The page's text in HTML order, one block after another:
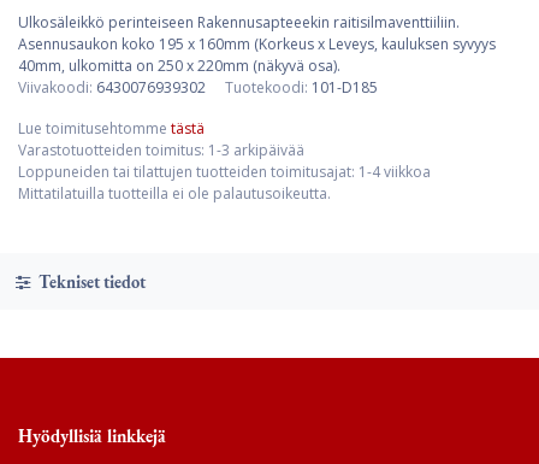
Ulkosäleikkö perinteiseen Rakennusapteeekin raitisilmaventtiiliin.
Asennusaukon koko 195 x 160mm (Korkeus x Leveys, kauluksen syvyys
40mm, ulkomitta on 250 x 220mm (näkyvä osa).
Viivakoodi: 6430076939302 Tuotekoodi: 101-D185
Lue toimitusehtomme tästä
Varastotuotteiden toimitus: 1-3 arkipäivää
Loppuneiden tai tilattujen tuotteiden toimitusajat: 1-4 viikkoa
Mittatilatuilla tuotteilla ei ole palautusoikeutta.
Tekniset tiedot
Hyödyllisiä linkkejä